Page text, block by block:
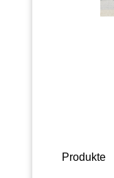
Produkte